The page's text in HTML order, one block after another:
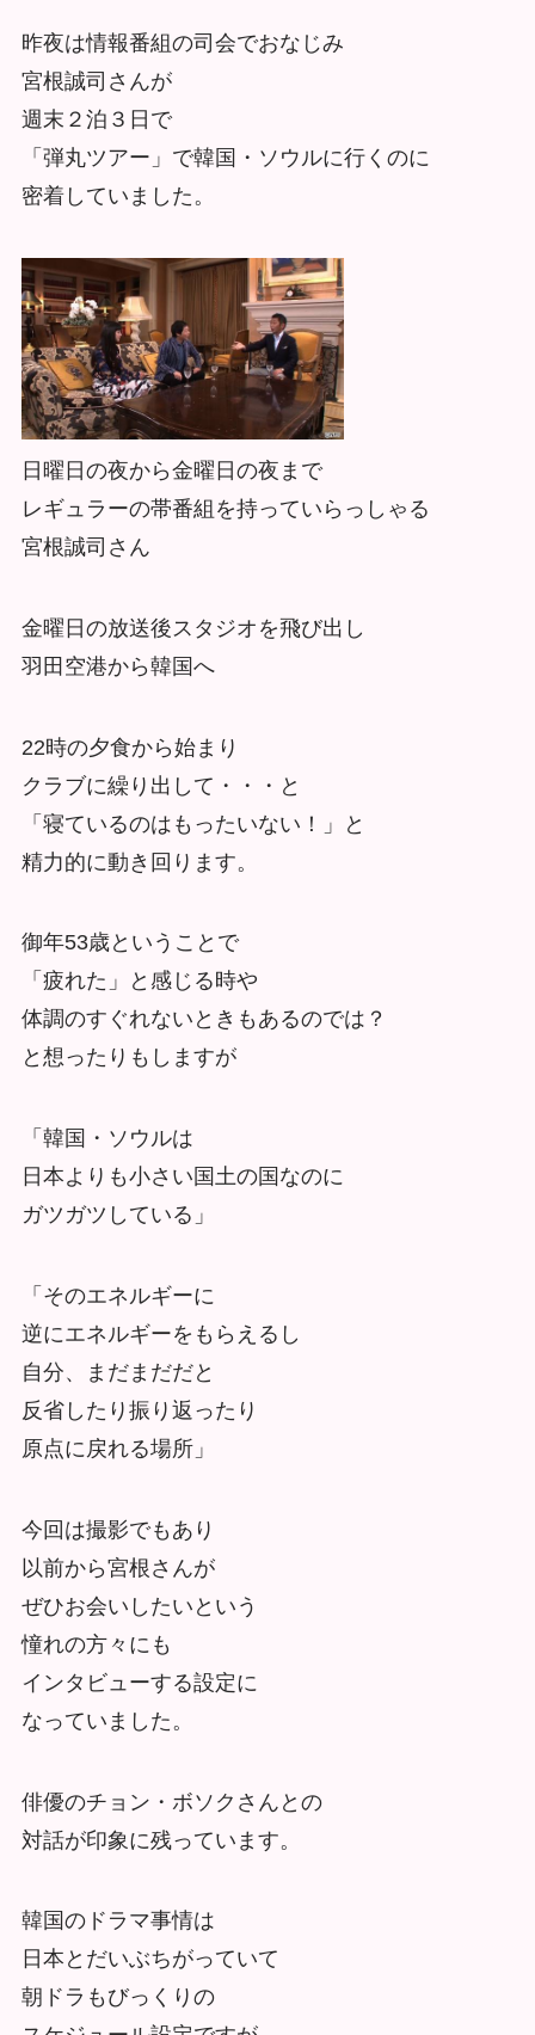
昨夜は情報番組の司会でおなじみ
宮根誠司さんが
週末２泊３日で
「弾丸ツアー」で韓国・ソウルに行くのに
密着していました。
日曜日の夜から金曜日の夜まで
レギュラーの帯番組を持っていらっしゃる
宮根誠司さん
金曜日の放送後スタジオを飛び出し
羽田空港から韓国へ
22時の夕食から始まり
クラブに繰り出して・・・と
「寝ているのはもったいない！」と
精力的に動き回ります。
御年53歳ということで
「疲れた」と感じる時や
体調のすぐれないときもあるのでは？
と想ったりもしますが
「韓国・ソウルは
日本よりも小さい国土の国なのに
ガツガツしている」
「そのエネルギーに
逆にエネルギーをもらえるし
自分、まだまだだと
反省したり振り返ったり
原点に戻れる場所」
今回は撮影でもあり
以前から宮根さんが
ぜひお会いしたいという
憧れの方々にも
インタビューする設定に
なっていました。
俳優のチョン・ボソクさんとの
対話が印象に残っています。
韓国のドラマ事情は
日本とだいぶちがっていて
朝ドラもびっくりの